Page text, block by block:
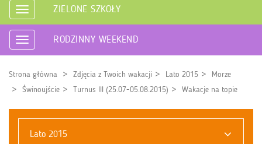
Rozwiń
nawigację
ZIELONE SZKOŁY
Rozwiń
nawigację
RODZINNY WEEKEND
Strona główna Zdjęcia z Twoich wakacji Lato 2015
Morze
Świnoujście
Turnus III (25.07-05.08.2015) Wakacje na topie
Lato 2015